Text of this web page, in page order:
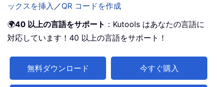
ックスを挿入 ／QR コードを作成
🌍40 以上の言語をサポート ：Kutools はあなたの言語に
対応しています！40 以上の言語をサポート！
無料ダウンロード 今すぐ購入